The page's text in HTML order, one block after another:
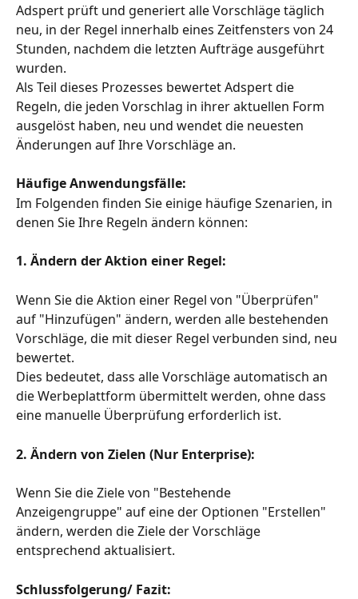
Adspert prüft und generiert alle Vorschläge täglich
neu, in der Regel innerhalb eines Zeitfensters von 24
Stunden, nachdem die letzten Aufträge ausgeführt
wurden.
Als Teil dieses Prozesses bewertet Adspert die
Regeln, die jeden Vorschlag in ihrer aktuellen Form
ausgelöst haben, neu und wendet die neuesten
Änderungen auf Ihre Vorschläge an.
Häufige Anwendungsfälle:
Im Folgenden finden Sie einige häufige Szenarien, in
denen Sie Ihre Regeln ändern können:
1. Ändern der Aktion einer Regel:
Wenn Sie die Aktion einer Regel von "Überprüfen"
auf "Hinzufügen" ändern, werden alle bestehenden
Vorschläge, die mit dieser Regel verbunden sind, neu
bewertet.
Dies bedeutet, dass alle Vorschläge automatisch an
die Werbeplattform übermittelt werden, ohne dass
eine manuelle Überprüfung erforderlich ist.
2. Ändern von Zielen (Nur Enterprise):
Wenn Sie die Ziele von "Bestehende
Anzeigengruppe" auf eine der Optionen "Erstellen"
ändern, werden die Ziele der Vorschläge
entsprechend aktualisiert.
Schlussfolgerung/ Fazit: